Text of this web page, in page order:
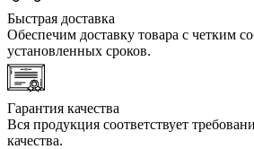
Быстрая доставка
Обеспечим доставку товара с четким
установленных сроков.
Гарантия качества
Вся продукция соответствует
качества.